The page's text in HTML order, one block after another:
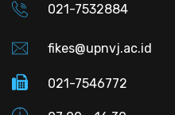
021-7532884
fikes@upnvj.ac.id
021-7546772